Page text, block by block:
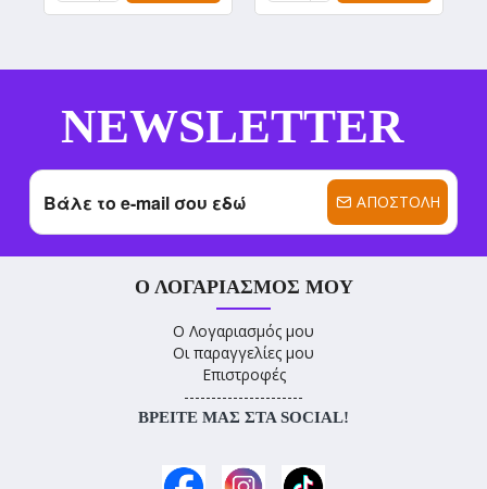
NEWSLETTER
ΑΠΟΣΤΟΛΉ
Ο ΛΟΓΑΡΙΑΣΜΌΣ ΜΟΥ
Ο Λογαριασμός μου
Οι παραγγελίες μου
Επιστροφές
----------------------
ΒΡΕΊΤΕ ΜΑΣ ΣΤΑ SOCIAL!